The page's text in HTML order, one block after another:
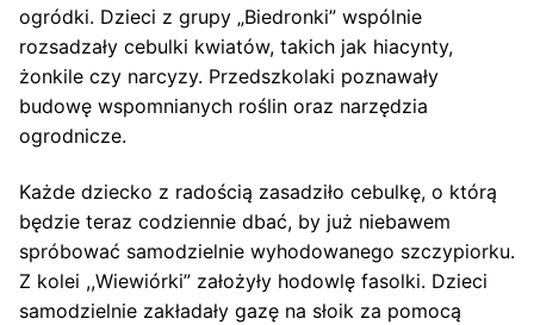
ogródki. Dzieci z grupy „Biedronki” wspólnie
rozsadzały cebulki kwiatów, takich jak hiacynty,
żonkile czy narcyzy. Przedszkolaki poznawały
budowę wspomnianych roślin oraz narzędzia
ogrodnicze.
Każde dziecko z radością zasadziło cebulkę, o którą
będzie teraz codziennie dbać, by już niebawem
spróbować samodzielnie wyhodowanego szczypiorku.
Z kolei ,,Wiewiórki” założyły hodowlę fasolki. Dzieci
samodzielnie zakładały gazę na słoik za pomocą